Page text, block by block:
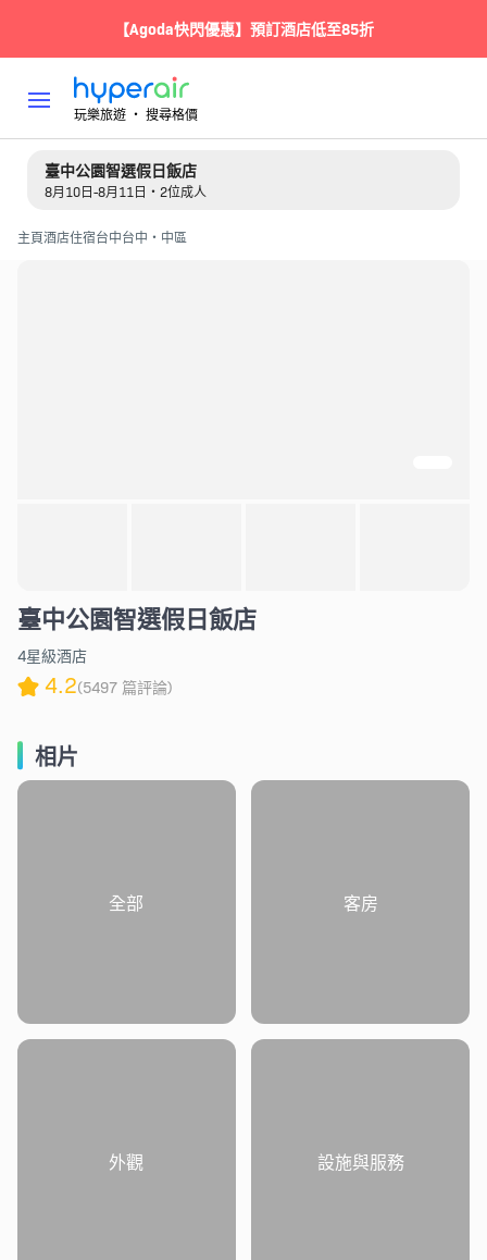
【Agoda快閃優惠】預訂酒店低至85折
玩樂旅遊 ‧ 搜尋格價
臺中公園智選假日飯店
8月10日-8月11日・2位成人
主頁酒店住宿台中台中・中區
臺中公園智選假日飯店
4星級酒店
4.2(5497 篇評論)
相片
全部 客房
外觀 設施與服務